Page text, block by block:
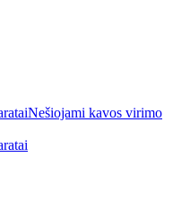
Nešiojami kavos virimo